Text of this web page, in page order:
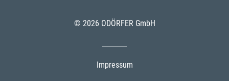
© 2026 ODÖRFER GmbH
Impressum